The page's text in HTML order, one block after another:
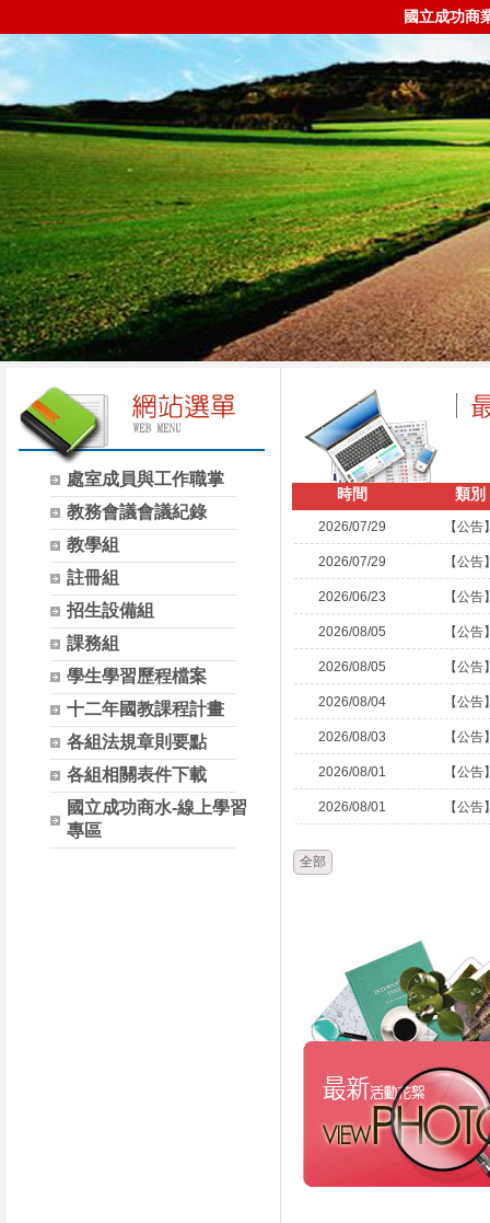
國立成功商
處室成員與工作職掌
教務會議會議紀錄
教學組
註冊組
招生設備組
課務組
學生學習歷程檔案
十二年國教課程計畫
各組法規章則要點
各組相關表件下載
國立成功商水-線上學習
專區
時間 類別
2026/07/29 【公告
2026/07/29 【公告
2026/06/23 【公告
2026/08/05 【公告
2026/08/05 【公告
2026/08/04 【公告
2026/08/03 【公告
2026/08/01 【公告
2026/08/01 【公告
全部